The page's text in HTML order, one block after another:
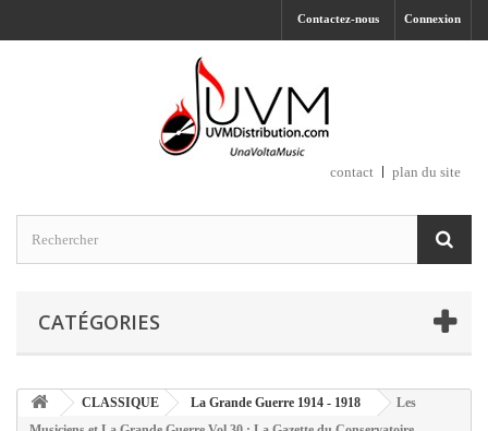
Connexion
Contactez-nous
contact plan du site
CATÉGORIES
CLASSIQUE La Grande Guerre 1914 - 1918
Les